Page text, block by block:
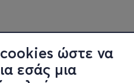
ώστε να
εσάς μια